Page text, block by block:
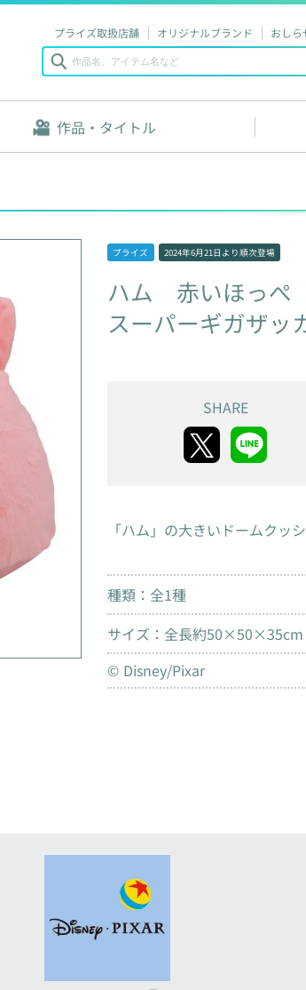
プライズ取扱店舗 オリジナルブランド おしら
作品・タイトル
プライズ 2024年6月21日 より順次登場
ハム
赤いほっぺ
スーパーギガザッ
SHARE
「ハム」の大きいドームクッシ
種類：全1種
サイズ：全長約50×50×35cm
© Disney/Pixar